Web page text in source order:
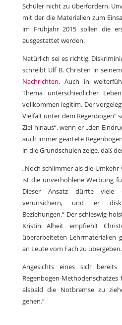
Schüler nicht zu überfordern.
mit der die Materialien zum
im Frühjahr 2015 sollen die
ausgestattet werden.
Natürlich sei es richtig,
schreibt Ulf B. Christen in seinem
Nachrichten. Auch in
Thema unterschiedlicher
vollkommen legitim. Der
Vielfalt unter dem Regenbogen“
Ziel hinaus“, wenn er „den
auch immer geartete
in die Grundschulen zeige, daß
„Noch schlimmer als die
ist die unverhohlene Werbung
Dieser Ansatz dürfte viele
verunsichern, und er
Beziehungen.“ Der schleswig-
Kristin Alheit empfiehlt
überarbeiteten Lehrmaterialien
an Leute vom Fach zu übergeben.
Angesichts eines sich
Regenbogen-
alsbald die Notbremse zu
gehen.“